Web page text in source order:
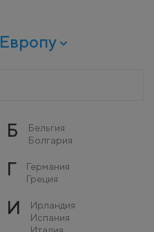
Европу
Б
Бельгия
Болгария
Г
Германия
Греция
И
Ирландия
Испания